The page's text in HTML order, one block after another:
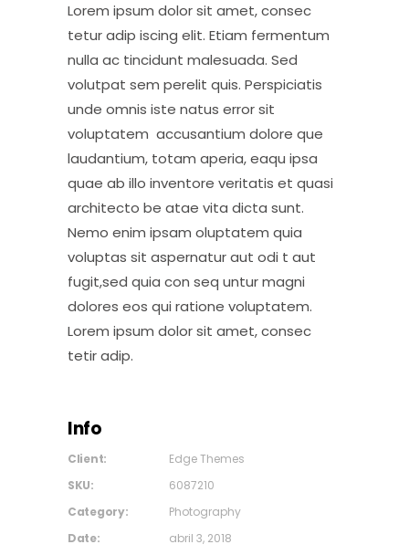
Lorem ipsum dolor sit amet, consec
tetur adip iscing elit. Etiam fermentum
nulla ac tincidunt malesuada. Sed
volutpat sem perelit quis. Perspiciatis
unde omnis iste natus error sit
voluptatem accusantium dolore que
laudantium, totam aperia, eaqu ipsa
quae ab illo inventore veritatis et quasi
architecto be atae vita dicta sunt.
Nemo enim ipsam oluptatem quia
voluptas sit aspernatur aut odi t aut
fugit,sed quia con seq untur magni
dolores eos qui ratione voluptatem.
Lorem ipsum dolor sit amet, consec
tetir adip.
Info
Client:
Edge Themes
SKU:
6087210
Category:
Photography
Date:
abril 3, 2018